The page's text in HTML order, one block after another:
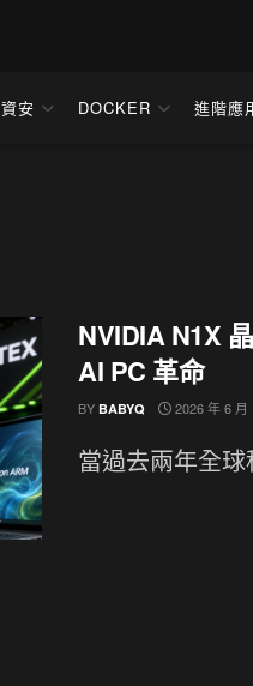
資安 DOCKER 進階應
NVIDIA N1X
AI PC 革命
BY BABYQ 2026 年 6 月
當過去兩年全